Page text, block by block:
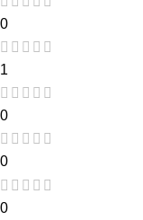
0
1
0
0
0